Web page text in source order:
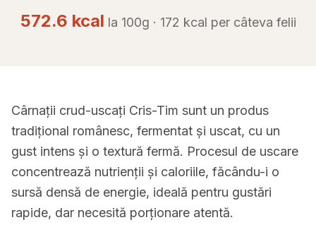
572.6 kcal la 100g · 172 kcal per câteva felii
Cârnații crud-uscați Cris-Tim sunt un produs
tradițional românesc, fermentat și uscat, cu un
gust intens și o textură fermă. Procesul de uscare
concentrează nutrienții și caloriile, făcându-i o
sursă densă de energie, ideală pentru gustări
rapide, dar necesită porționare atentă.